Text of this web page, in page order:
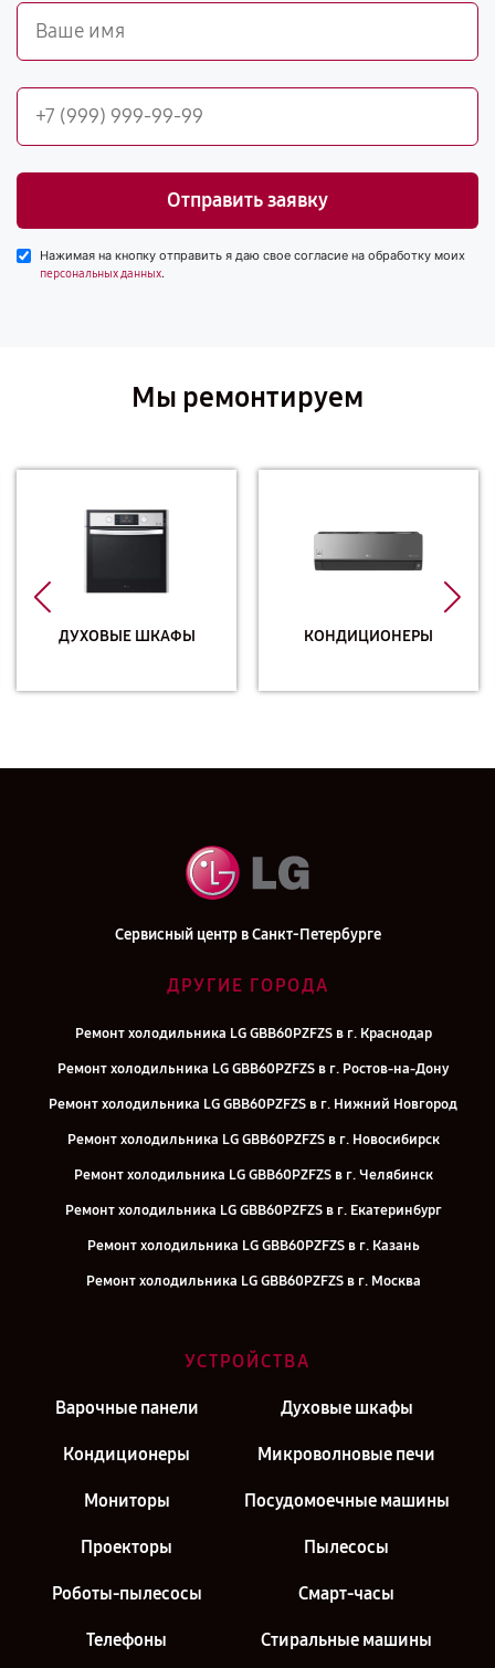
Отправить заявку
Нажимая на кнопку отправить я даю свое согласие на обработку моих
персональных данных.
Мы ремонтируем
ДУХОВЫЕ ШКАФЫ КОНДИЦИОНЕРЫ
Сервисный центр в Санкт-Петербурге
ДРУГИЕ ГОРОДА
Ремонт холодильника LG GBB60PZFZS в г. Краснодар
Ремонт холодильника LG GBB60PZFZS в г. Ростов-на-Дону
Ремонт холодильника LG GBB60PZFZS в г. Нижний Новгород
Ремонт холодильника LG GBB60PZFZS в г. Новосибирск
Ремонт холодильника LG GBB60PZFZS в г. Челябинск
Ремонт холодильника LG GBB60PZFZS в г. Екатеринбург
Ремонт холодильника LG GBB60PZFZS в г. Казань
Ремонт холодильника LG GBB60PZFZS в г. Москва
УСТРОЙСТВА
Варочные панели Духовые шкафы
Кондиционеры Микроволновые печи
Мониторы Посудомоечные машины
Проекторы Пылесосы
Роботы-пылесосы Смарт-часы
Телефоны Стиральные машины